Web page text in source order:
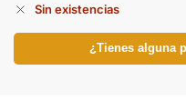
Sin existencias
¿Tienes alguna